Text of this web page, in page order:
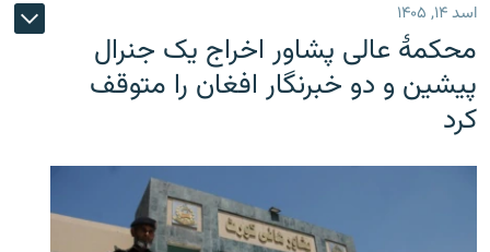
اسد ۱۴, ۱۴۰۵
محکمۀ عالی پشاور اخراج یک جنرال
پیشین و دو خبرنگار افغان را متوقف
کرد